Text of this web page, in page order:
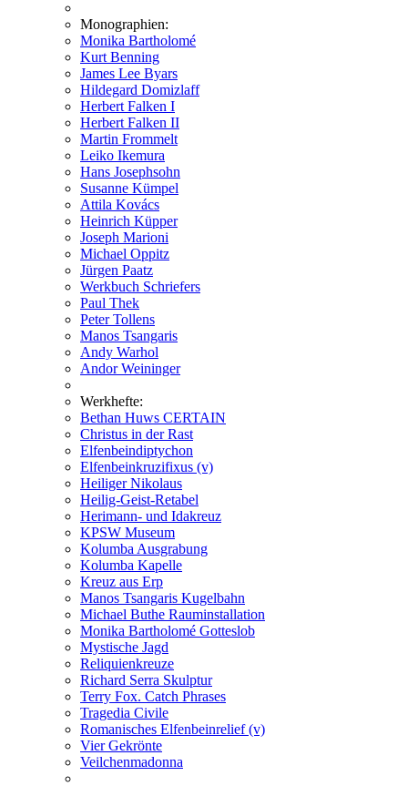
Monographien:
Monika Bartholomé
Kurt Benning
James Lee Byars
Hildegard Domizlaff
Herbert Falken I
Herbert Falken II
Martin Frommelt
Leiko Ikemura
Hans Josephsohn
Susanne Kümpel
Attila Kovács
Heinrich Küpper
Joseph Marioni
Michael Oppitz
Jürgen Paatz
Werkbuch Schriefers
Paul Thek
Peter Tollens
Manos Tsangaris
Andy Warhol
Andor Weininger
Werkhefte:
Bethan Huws CERTAIN
Christus in der Rast
Elfenbeindiptychon
Elfenbeinkruzifixus (v)
Heiliger Nikolaus
Heilig-Geist-Retabel
Herimann- und Idakreuz
KPSW Museum
Kolumba Ausgrabung
Kolumba Kapelle
Kreuz aus Erp
Manos Tsangaris Kugelbahn
Michael Buthe Rauminstallation
Monika Bartholomé Gotteslob
Mystische Jagd
Reliquienkreuze
Richard Serra Skulptur
Terry Fox. Catch Phrases
Tragedia Civile
Romanisches Elfenbeinrelief (v)
Vier Gekrönte
Veilchenmadonna